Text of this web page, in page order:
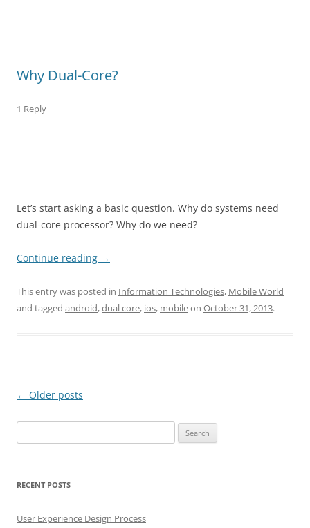
Why Dual-Core?
1 Reply
Let’s start asking a basic question. Why do systems need
dual-core processor? Why do we need?
Continue reading →
This entry was posted in Information Technologies, Mobile World
and tagged android,dual core, ios, mobileon October 31, 2013.
Post
← Older posts
for:
RECENT POSTS
User Experience Design Process